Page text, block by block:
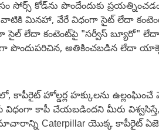
కోడ్‌ను పొందేందుకు
వాటికి మినహా, వేరే విధంగా సైట్ లేదా
సైల్ లేదా కంటెంట్‌పై "సర్వీస్ బ్యూరో"
పొందుపరిచిన, అతికించబడిన లేదా
కాపీరైట్ హోల్డర్ల హక్కులను
విధంగా కాపీ చేయబడిందని మీరు
Caterpillar యొక్క కాపీరైట్